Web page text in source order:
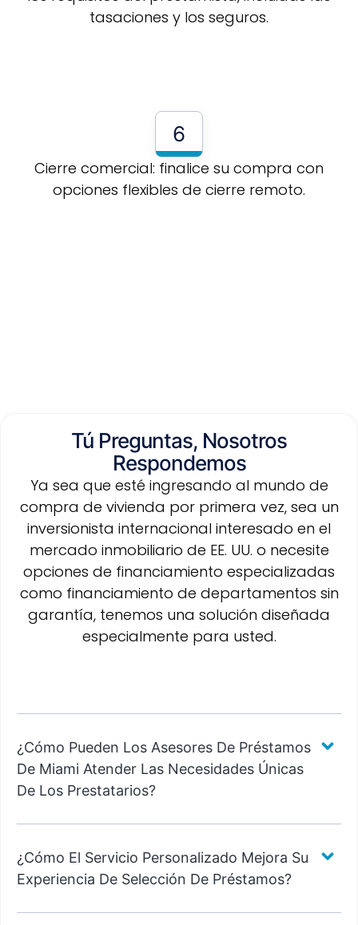
tasaciones y los seguros.
6
Cierre comercial: finalice su compra con
opciones flexibles de cierre remoto.
Tú Preguntas, Nosotros
Respondemos
Ya sea que esté ingresando al mundo de
compra de vivienda por primera vez, sea un
inversionista internacional interesado en el
mercado inmobiliario de EE. UU. o necesite
opciones de financiamiento especializadas
como financiamiento de departamentos sin
garantía, tenemos una solución diseñada
especialmente para usted.
¿Cómo Pueden Los Asesores De Préstamos
De Miami Atender Las Necesidades Únicas
De Los Prestatarios?
¿Cómo El Servicio Personalizado Mejora Su
Experiencia De Selección De Préstamos?